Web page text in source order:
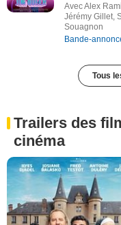
Avec Alex
Jérémy Gillet,
Souagnon
Bande-
Tous
Trailers des
cinéma